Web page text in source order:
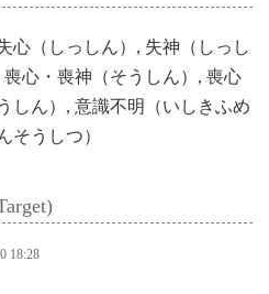
心（しっしん）, 失神（しっし
心・喪神（そうしん）, 喪心
しん）, 意識不明（いしきふめ
そうしつ）
18:28